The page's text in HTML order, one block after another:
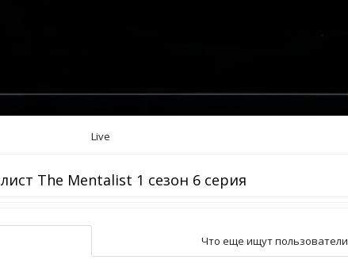
Live
The Mentalist 1 сезон 6 серия
Что еще ищут пользователи